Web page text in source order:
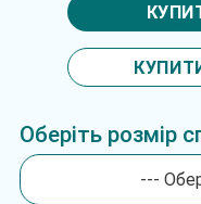
Оберіть розмір
---